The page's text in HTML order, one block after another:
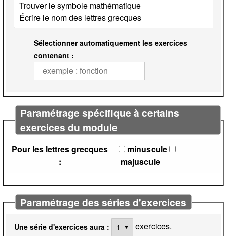
Sélectionner automatiquement les exercices
contenant :
Paramétrage spécifique à certains
exercices du module
Pour les lettres grecques
:
minuscule
majuscule
Paramétrage des séries d'exercices
Une série d'exercices aura : exercices.